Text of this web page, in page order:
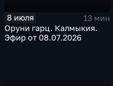
8 июля
13 мин
Оруни гарц. Калмыкия.
Эфир от 08.07.2026